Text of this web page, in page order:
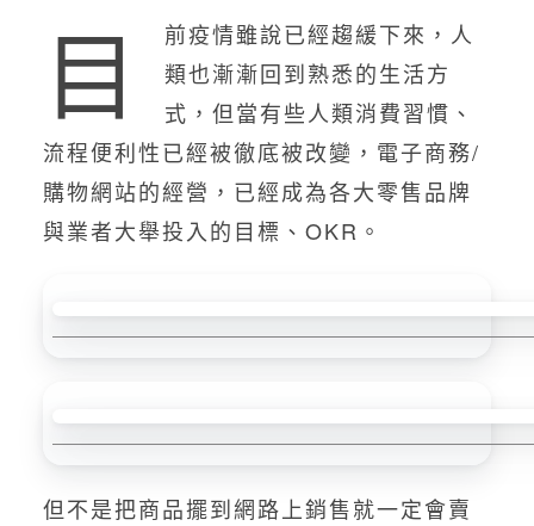
目
前疫情雖說已經趨緩下來，人
類也漸漸回到熟悉的生活方
式，但當有些人類消費習慣、
流程便利性已經被徹底被改變，電子商務/
購物網站的經營，已經成為各大零售品牌
與業者大舉投入的目標、OKR。
但不是把商品擺到網路上銷售就一定會賣